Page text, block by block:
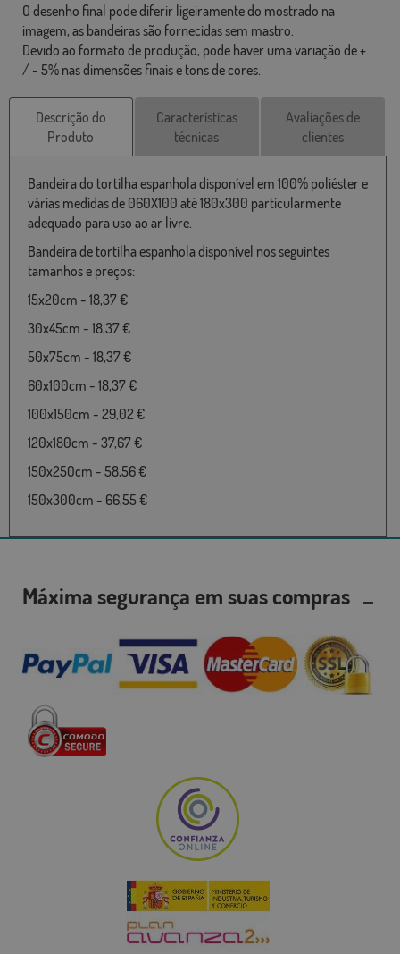
O desenho final pode diferir ligeiramente do mostrado na
imagem, as bandeiras são fornecidas sem mastro.
Devido ao formato de produção, pode haver uma variação de +
/ - 5% nas dimensões finais e tons de cores.
Descrição do
Produto
Características
técnicas
Avaliações de
clientes
Bandeira do tortilha espanhola disponível em 100% poliéster e
várias medidas de 060X100 até 180x300 particularmente
adequado para uso ao ar livre.
Bandeira de tortilha espanhola disponível nos seguintes
tamanhos e preços:
15x20cm - 18,37 €
30x45cm - 18,37 €
50x75cm - 18,37 €
60x100cm - 18,37 €
100x150cm - 29,02 €
120x180cm - 37,67 €
150x250cm - 58,56 €
150x300cm - 66,55 €
Máxima segurança em suas compras